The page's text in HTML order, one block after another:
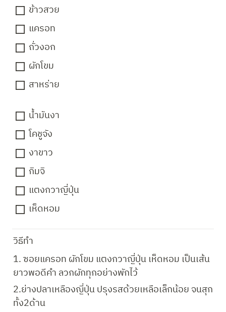
ข้าวสวย
แครอท
ถั่วงอก
ผักโขม
สาหร่าย
น้ำมันงา
โคชูจัง
งาขาว
กิมจิ
แตงกวาญี่ปุ่น
เห็ดหอม
วิธีทำ
1. ซอยแครอท ผักโขม แตงกวาญี่ปุ่น เห็ดหอม เป็นเส้น
ยาวพอดีคำ ลวกผักทุกอย่างพักไว้
2.ย่างปลาเหลืองญี่ปุ่น ปรุงรสด้วยเหลือเล็กน้อย จนสุก
ทั้ง2ด้าน